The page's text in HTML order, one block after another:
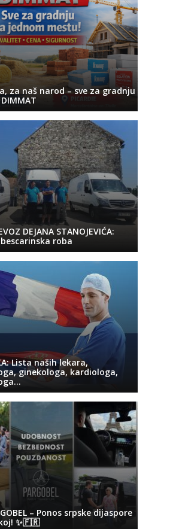
za naš narod – sve za gradnju
DEJANA STANOJEVIĆA:
roba
Lista naših lekara,
ginekologa, kardiologa,
– Ponos srpske dijaspore
✨🇫🇷